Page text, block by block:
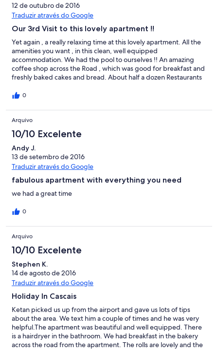
12 de outubro de 2016
Traduzir através do Google
Our 3rd Visit to this lovely apartment !!
Yet again , a really relaxing time at this lovely apartment. All the
amenities you want , in this clean, well equipped
accommodation. We had the pool to ourselves !! An amazing
coffee shop across the Road , which was good for breakfast and
freshly baked cakes and bread. About half a dozen Restaurants
minute stroll along the seafront to the town centre. Would
Keatan collected and returned us from the airport. Thanks for
the cakes !!
0
Arquivo
10/10 Excelente
Andy J.
13 de setembro de 2016
Traduzir através do Google
fabulous apartment with everything you need
we had a great time
0
Arquivo
10/10 Excelente
Stephen K.
14 de agosto de 2016
Traduzir através do Google
Holiday In Cascais
Ketan picked us up from the airport and gave us lots of tips
about the area. We text him a couple of times and he was very
helpful.The apartment was beautiful and well equipped. There
is a hairdryer in the bathroom. We had breakfast in the bakery
across the road from the apartment. The rolls are lovely and the